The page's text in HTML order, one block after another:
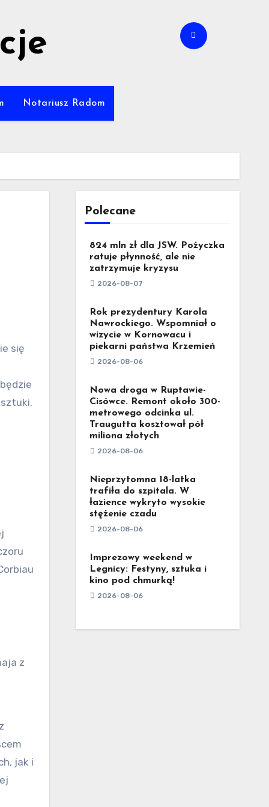
Notariusz Radom
się
z
jak i
Polecane
824 mln zł dla JSW. Pożyczka
ratuje płynność, ale nie
zatrzymuje kryzysu
2026-08-07
Rok prezydentury Karola
Nawrockiego. Wspomniał o
wizycie w Kornowacu i
piekarni państwa Krzemień
2026-08-06
Nowa droga w Ruptawie-
Cisówce. Remont około 300-
metrowego odcinka ul.
Traugutta kosztował pół
miliona złotych
2026-08-06
Nieprzytomna 18-latka
trafiła do szpitala. W
łazience wykryto wysokie
stężenie czadu
2026-08-06
Imprezowy weekend w
Legnicy: Festyny, sztuka i
kino pod chmurką!
2026-08-06